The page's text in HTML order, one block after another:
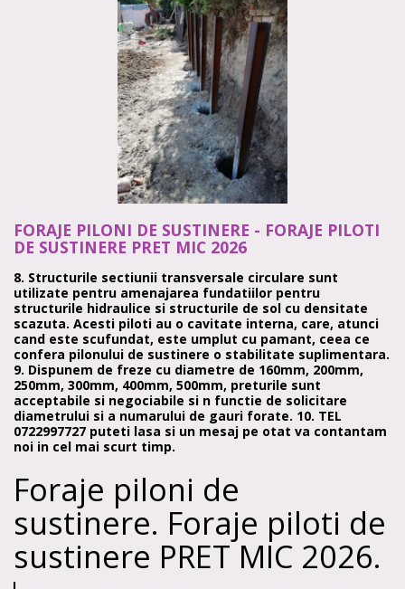
FORAJE PILONI DE SUSTINERE - FORAJE PILOTI
DE SUSTINERE PRET MIC 2026
8. Structurile sectiunii transversale circulare sunt
utilizate pentru amenajarea fundatiilor pentru
structurile hidraulice si structurile de sol cu densitate
scazuta. Acesti piloti au o cavitate interna, care, atunci
cand este scufundat, este umplut cu pamant, ceea ce
confera pilonului de sustinere o stabilitate suplimentara.
9. Dispunem de freze cu diametre de 160mm, 200mm,
250mm, 300mm, 400mm, 500mm, preturile sunt
acceptabile si negociabile si n functie de solicitare
diametrului si a numarului de gauri forate. 10. TEL
0722997727 puteti lasa si un mesaj pe otat va contantam
noi in cel mai scurt timp.
Foraje piloni de
sustinere. Foraje piloti de
sustinere PRET MIC 2026.